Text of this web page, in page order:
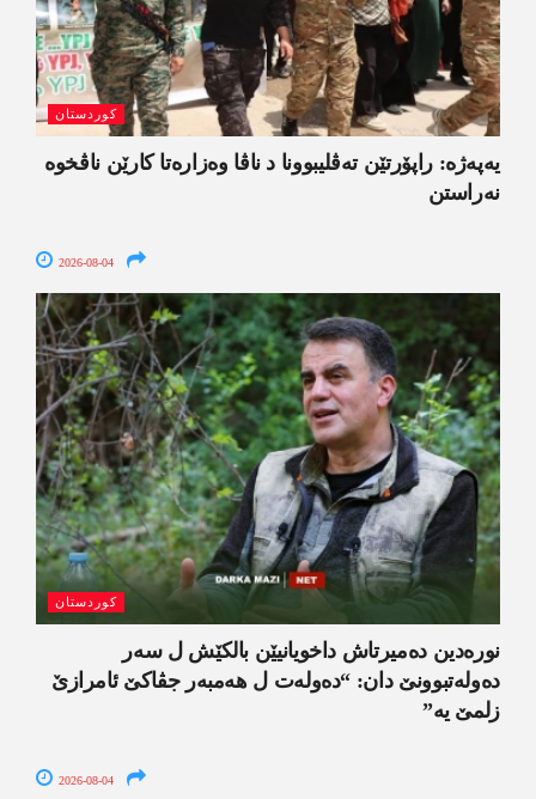
کوردستان
یەپەژە: راپۆرتێن تەڤلیبوونا د ناڤا وەزارەتا کارێن ناڤخوە
نەراستن
2026-08-04
کوردستان
نورەدین دەمیرتاش داخویانیێن بالکێش ل سەر
دەولەتبوونێ دان: “دەولەت ل ھەمبەر جڤاکێ ئامرازێ
زلمێ یە”
2026-08-04